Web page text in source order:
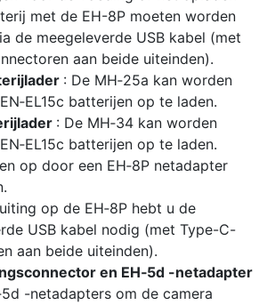
met de EH-8P moeten worden
de meegeleverde USB kabel (met
aan beide uiteinden).
: De MH‑25a kan worden
batterijen op te laden.
: De MH‑34 kan worden
batterijen op te laden.
op door een EH‑8P netadapter
op de EH‑8P hebt u de
USB kabel nodig (met Type-C-
aan beide uiteinden).
en EH‑5d -netadapter
-netadapters om de camera